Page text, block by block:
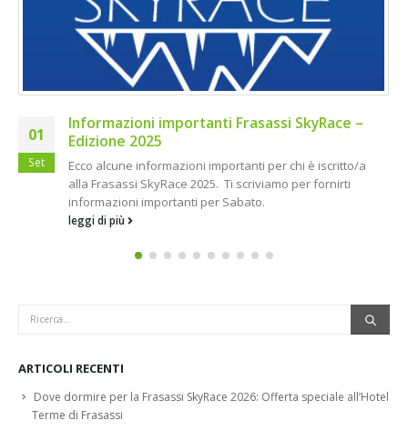
24
APERTURA ISCRIZIONI FRASASSI SKYRACE 2019
la Frasassi Trail che si svolgeranno Sabato 7 Settembre
2019.
leggi di più
ARTICOLI RECENTI
ISCRIZIONI APERTE – Frasassi SkyRace sabato 5 settembre 2026
Frasassi Skyrace 2025 // Il Documentario Ufficiale